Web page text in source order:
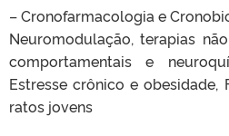
– Cronofarmacologia e
Neuromodulação, terapias
comportamentais e
Estresse crônico e
ratos jovens